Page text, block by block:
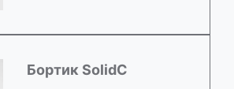
Бортик SolidC